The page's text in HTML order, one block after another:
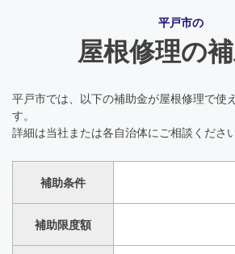
平戸市の
屋根修理の
平戸市では、以下の補助金が屋根修理で使
す。
詳細は当社または各自治体にご相談ください
補助条件
補助限度額